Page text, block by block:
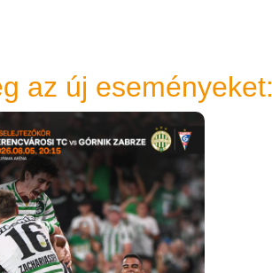
az új eseményeket: